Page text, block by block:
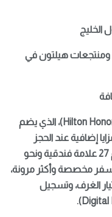
الخليج
ومنتجعات هيلتون في
يستفيد أعضاء برنامج “هيلتون أونرز” (Hilton Honors)، الذي يضم
إضافية عند الحجز
المباشر. وتتيح محفظة البرنامج التي تضم 27 علامة فندقية ونحو
تجربة سفر مخصصة وأكثر مرونة،
الغرف، وتسجيل